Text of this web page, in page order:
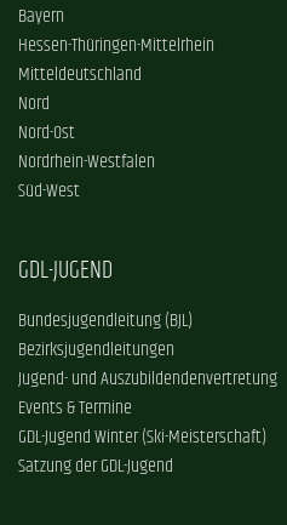
Bayern
Hessen-Thüringen-Mittelrhein
Mitteldeutschland
Nord
Nord-Ost
Nordrhein-Westfalen
Süd-West
GDL-JUGEND
Bundesjugendleitung (BJL)
Bezirksjugendleitungen
Jugend- und Auszubildendenvertretung
Events & Termine
GDL-Jugend Winter (Ski-Meisterschaft)
Satzung der GDL-Jugend